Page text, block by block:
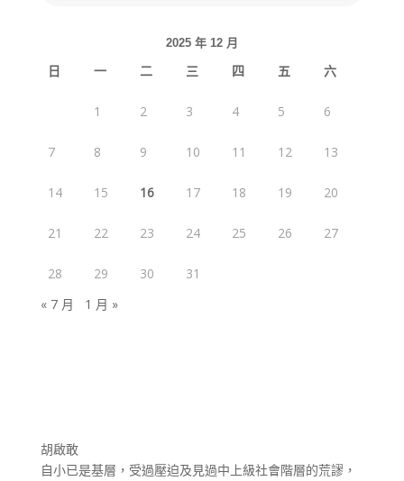
2025 年 12 月
日 一 二 三 四 五 六
1 2 3 4 5 6
7 8 9 10 11 12 13
14 15 16 17 18 19 20
21 22 23 24 25 26 27
28 29 30
31
« 7 月
1 月 »
胡啟敢
自小已是基層，受過壓迫及見過中上級社會階層的荒謬，